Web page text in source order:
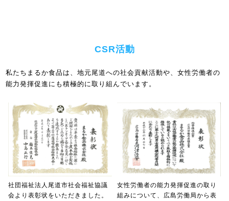
CSR活動
私たちまるか食品は、地元尾道への社会貢献活動や、女性労働者の
能力発揮促進にも積極的に取り組んでいます。
社団福祉法人尾道市社会福祉協議
会より表彰状をいただきました。
女性労働者の能力発揮促進の取り
組みについて、広島労働局から表